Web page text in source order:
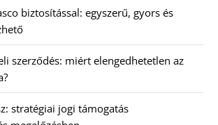
biztosítással: egyszerű, gyors és
szerződés: miért elengedhetetlen az
stratégiai jogi támogatás